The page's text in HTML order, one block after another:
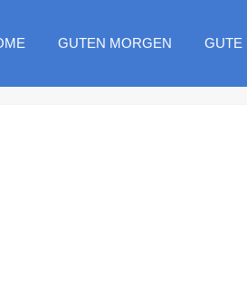
GUTEN MORGEN GUTE